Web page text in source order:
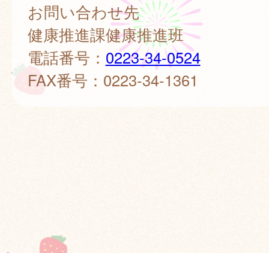
お問い合わせ先
健康推進課健康推進班
電話番号： 0223-34-0524
FAX番号：0223-34-1361